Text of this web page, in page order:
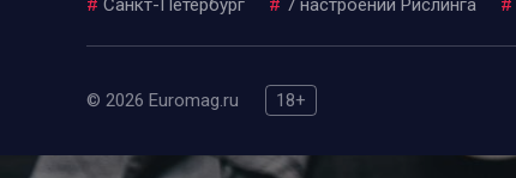
# Санкт-Петербург # 7 настроений Рислинга #
© 2026 Euromag.ru 18+